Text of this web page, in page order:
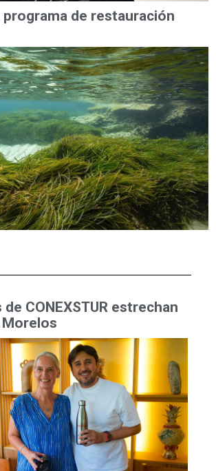
programa de restauración
CONEXSTUR estrechan